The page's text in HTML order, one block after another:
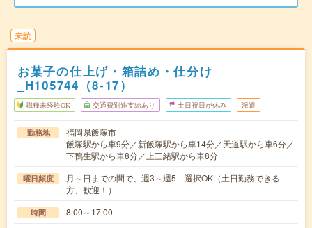
未読
お菓子の仕上げ・箱詰め・仕分け
_H105744（8-17）
職種未経験OK 交通費別途支給あり 土日祝日が休み 派遣
勤務地
福岡県飯塚市
飯塚駅から車9分／新飯塚駅から車14分／天道駅から車6分／
下鴨生駅から車8分／上三緒駅から車8分
曜日頻度
月～日までの間で、週3～週5 選択OK（土日勤務できる
方、歓迎！）
時間 8:00～17:00